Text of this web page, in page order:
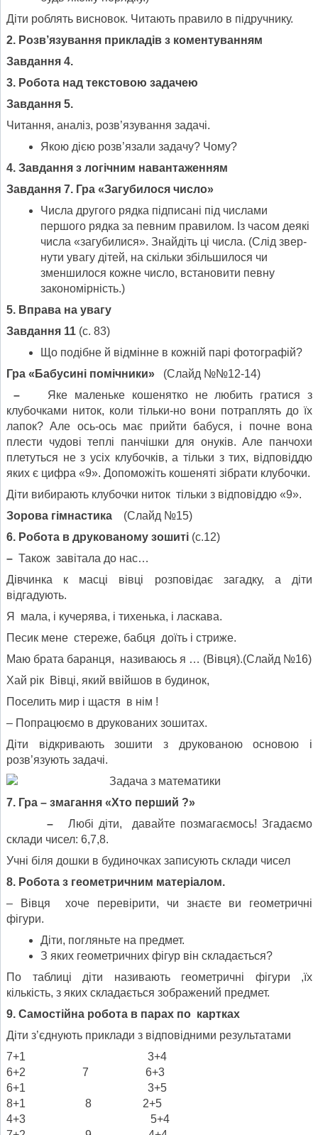
Діти роблять висновок. Читають правило в підручнику.
2. Розв’язування прикладів з коментуванням
Завдання 4.
3. Робота над текстовою задачею
Завдання 5.
Читання, аналіз, розв’язування задачі.
Якою дією розв’язали задачу? Чому?
4. Завдання з логічним навантаженням
Завдання 7. Гра «Загубилося число»
Числа другого рядка підписані під числами
першого рядка за певним правилом. Із часом деякі
числа «загубилися». Знайдіть ці числа. (Слід звер­
нути увагу дітей, на скільки збільшилося чи
зменшилося кожне число, вста­новити певну
закономірність.)
5. Вправа на увагу
Завдання 11 (с. 83)
Що подібне й відмінне в кожній парі фотографій?
Гра «Бабусині помічники»
(Слайд №№12-14)
– Яке маленьке кошенятко не любить гратися з
клубочками ниток, коли тільки-но вони потраплять до їх
лапок? Але ось-ось має прийти бабуся, і почне вона
плести чудові теплі панчішки для онуків. Але панчохи
плетуться не з усіх клубочків, а тільки з тих, відповіддю
яких є цифра «9». Допоможіть кошеняті зібрати клубочки.
Діти вибирають клубочки ниток тільки з відповіддю «9».
Зорова гімнастика (Слайд №15)
6. Робота в друкованому зошиті (с.12)
– Також завітала до нас…
Дівчинка к масці вівці розповідає загадку, а діти
відгадують.
Я мала, і кучерява, і тихенька, і ласкава.
Песик мене стереже, бабця доїть і стриже.
Маю брата баранця, називаюсь я … (Вівця).(Слайд №16)
Хай рік Вівці, який ввійшов в будинок,
Поселить мир і щастя в нім !
– Попрацюємо в друкованих зошитах.
Діти відкривають зошити з друкованою основою і
розв’язують задачі.
7. Гра – змагання «Хто перший ?»
– Любі діти, давайте позмагаємось! Згадаємо
склади чисел: 6,7,8.
Учні біля дошки в будиночках записують склади чисел
8. Робота з геометричним матеріалом.
– Вівця хоче перевірити, чи знаєте ви геометричні
фігури.
Діти, погляньте на предмет.
З яких геометричних фігур він складається?
По таблиці діти називають геометричні фігури ,їх
кількість, з яких складається зображений предмет.
9. Самостійна робота в парах по картках
Діти з’єднують приклади з відповідними результатами
7+1 3+4
6+2 7 6+3
6+1 3+5
8+1 8 2+5
4+3 5+4